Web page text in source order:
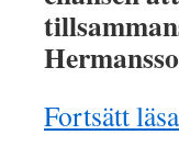
Fortsätt läsa